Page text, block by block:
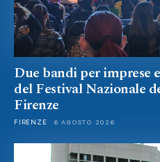
Due bandi per imprese
del Festival Nazionale
Firenze
FIRENZE 6 AGOSTO 2026